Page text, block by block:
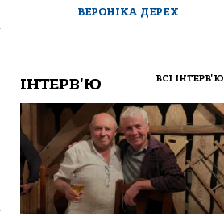
ВЕРОНІКА ДЕРЕХ
ІНТЕРВ'Ю ВСІ ІНТЕРВ'Ю